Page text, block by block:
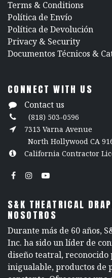
​Terms & Conditions
Política de Envío
Política de Devolución
​Privacy & Security
​Documentos Técnicos &
CONNECT WITH US
Contact us
(818) 503-0596
7313 Varna Avenue
North Hollywood CA
California Contractor
S&K THEATRICAL
NOSOTROS
Durante más de 60 años,
Inc. ha sido un líder de
diseño teatral,
inigualable, productos